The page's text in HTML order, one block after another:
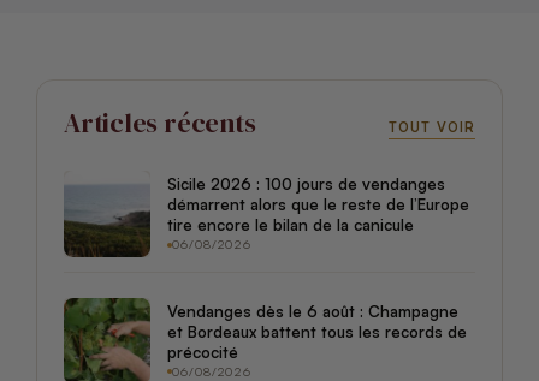
Articles récents TOUT VOIR
Sicile 2026 : 100 jours de vendanges
démarrent alors que le reste de l’Europe
tire encore le bilan de la canicule
06/08/2026
Vendanges dès le 6 août : Champagne
et Bordeaux battent tous les records de
précocité
06/08/2026